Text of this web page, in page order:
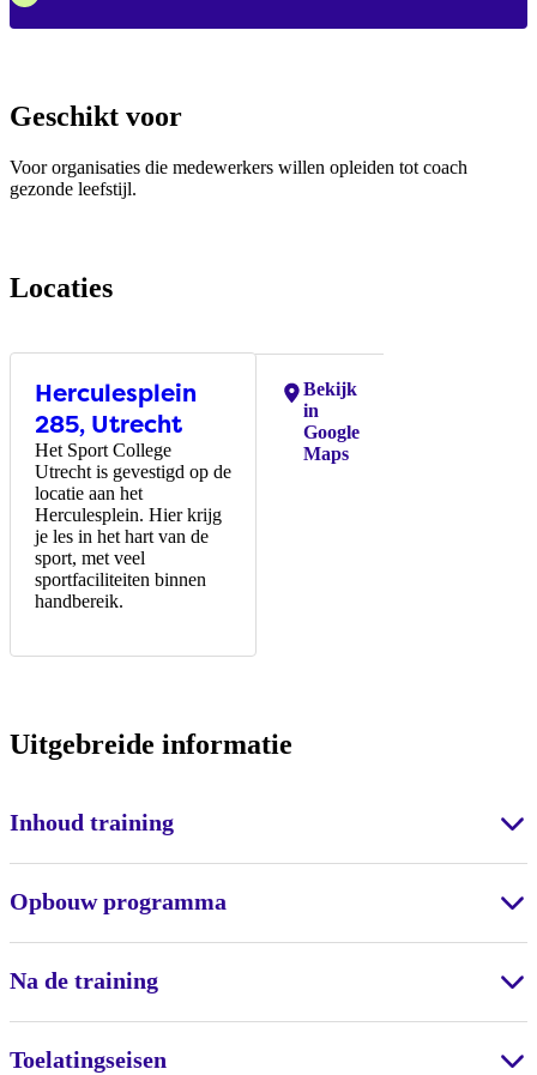
Geschikt voor
Voor organisaties die medewerkers willen opleiden tot coach
gezonde leefstijl.
Locaties
Herculesplein
285, Utrecht
Het Sport College
Utrecht is gevestigd op de
locatie aan het
Herculesplein. Hier krijg
je les in het hart van de
sport, met veel
sportfaciliteiten binnen
handbereik.
Locaties:
Bekijk
in
Google
Maps
Uitgebreide informatie
Inhoud training
Opbouw programma
Na de training
Toelatingseisen